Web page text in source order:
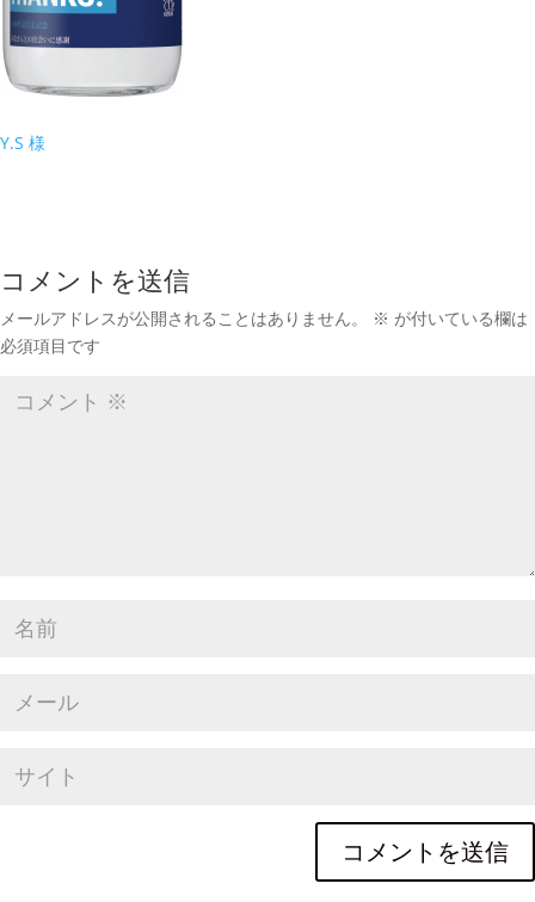
Y.S 様
コメントを送信
メールアドレスが公開されることはありません。 ※ が付いている欄は
必須項目です